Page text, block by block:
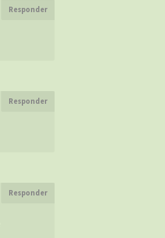
Responder
Responder
Responder